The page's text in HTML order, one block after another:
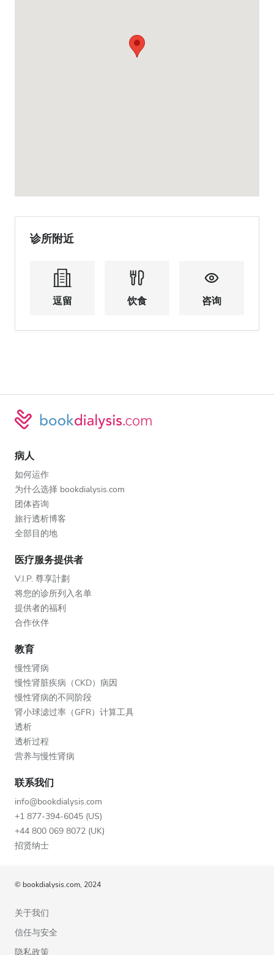
诊所附近
逗留 饮食 咨询
病人
如何运作
为什么选择 bookdialysis.com
团体咨询
旅行透析博客
全部目的地
医疗服务提供者
V.I.P. 尊享計劃
将您的诊所列入名单
提供者的福利
合作伙伴
教育
慢性肾病
慢性肾脏疾病（CKD）病因
慢性肾病的不同阶段
肾小球滤过率（GFR）计算工具
透析
透析过程
营养与慢性肾病
联系我们
info@bookdialysis.com
+1 877-394-6045 (US)
+44 800 069 8072 (UK)
招贤纳士
© bookdialysis.com, 2024
关于我们
信任与安全
隐私政策